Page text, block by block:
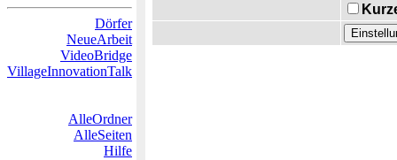
Dörfer
NeueArbeit
VideoBridge
VillageInnovationTalk
AlleOrdner
AlleSeiten
Hilfe